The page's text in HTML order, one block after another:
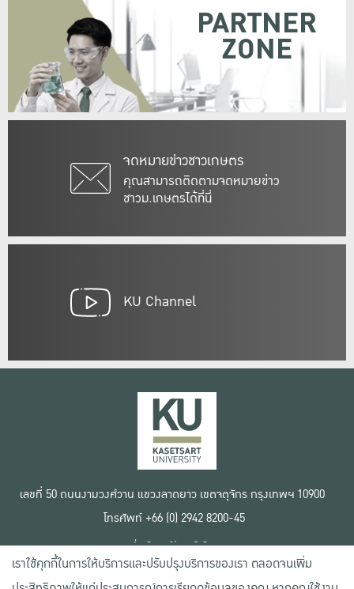
จดหมายข่าวชาวเกษตร
คุณสามารถติดตามจดหมายข่าว
ชาวม.เกษตรได้ที่นี่
PARTNER
ZONE
KU Channel
เลขที่ 50 ถนนงามวงศ์วาน แขวงลาดยาว เขตจตุจักร กรุงเทพฯ 10900
โทรศัพท์ +66 (0) 2942 8200-45
เงื่อนไขการใช้งานเว็บไซต์
ข้อตกลงด้านสิทธิ์ใช้งาน
นโยบายความเป็นส่วนตัว
เราใช้คุกกี้ในการให้บริการและปรับปรุงบริการของเรา ตลอดจนเพิ่ม